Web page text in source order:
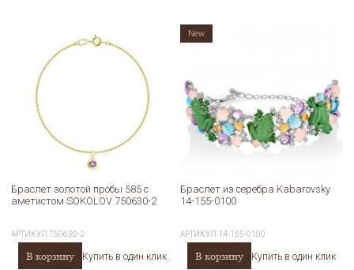
Браслет золотой пробы 585 с
аметистом SOKOLOV 750630-2
АРТИКУЛ750630-2
В корзину Купить в один клик
Браслет из серебра Kabarovsky
14-155-0100
АРТИКУЛ 14-155-0100
В корзину Купить в один клик
New